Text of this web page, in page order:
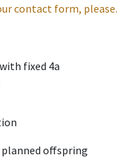
contact form, please.
fixed 4a
offspring